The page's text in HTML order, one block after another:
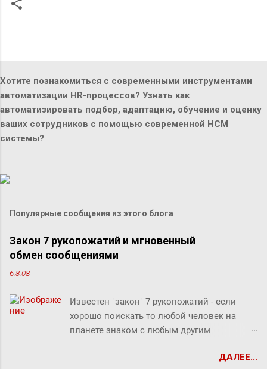
Хотите познакомиться с современными инструментами
автоматизации HR-процессов? Узнать как
автоматизировать подбор, адаптацию, обучение и оценку
ваших сотрудников с помощью современной HCM
системы?
Популярные сообщения из этого блога
Закон 7 рукопожатий и мгновенный
обмен сообщениями
6.8.08
Известен "закон" 7 рукопожатий - если
хорошо поискать то любой человек на
планете знаком с любым другим
людьми. Этот как бы закон, разумеется, не
ДАЛЕЕ...